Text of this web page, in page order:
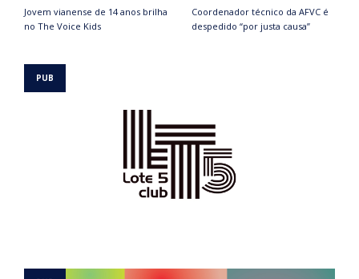
Jovem vianense de 14 anos brilha
no The Voice Kids
Coordenador técnico da AFVC é
despedido “por justa causa”